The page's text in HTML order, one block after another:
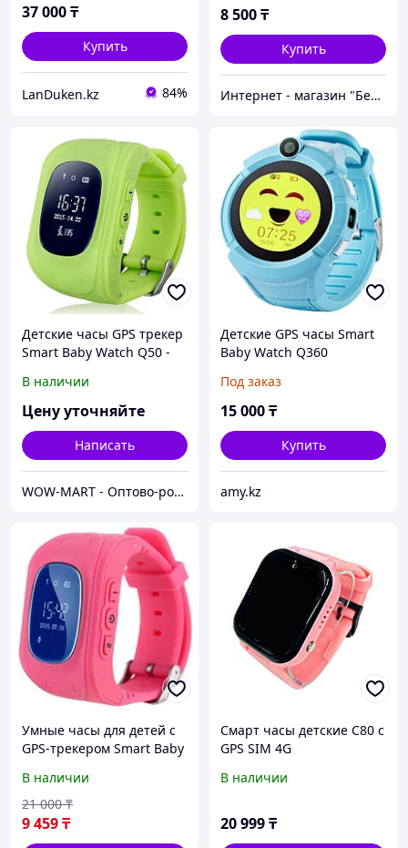
37 000₸
Купить
LanDuken.kz 84%
8 500₸
Купить
Интернет - магазин "Безопасный Дом"
Детские часы GPS трекер
Smart Baby Watch Q50 -
В наличии
Цену уточняйте
Написать
WOW-MART - Оптово-розничный Склад - товары на заказ до двери
Детские GPS часы Smart
Baby Watch Q360
Под заказ
15 000₸
Купить
amy.kz
Умные часы для детей с
GPS-трекером Smart Baby
В наличии
9 459₸
21 000 ₸
Смарт часы детские С80 с
GPS SIM 4G
В наличии
20 999₸